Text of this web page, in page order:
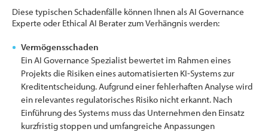
Diese typischen Schadenfälle können Ihnen als AI Governance
Experte oder Ethical AI Berater zum Verhängnis werden:
Vermögensschaden
Ein AI Governance Spezialist bewertet im Rahmen eines
Projekts die Risiken eines automatisierten KI-Systems zur
Kreditentscheidung. Aufgrund einer fehlerhaften Analyse wird
ein relevantes regulatorisches Risiko nicht erkannt. Nach
Einführung des Systems muss das Unternehmen den Einsatz
kurzfristig stoppen und umfangreiche Anpassungen